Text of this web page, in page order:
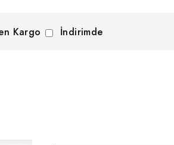
Kargo İndirimde